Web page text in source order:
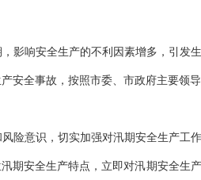
响安全生产的不利因素增多，引发
安全事故，按照市委、市政府主要领
险意识，切实加强对汛期安全生产工
期安全生产特点，立即对汛期安全生